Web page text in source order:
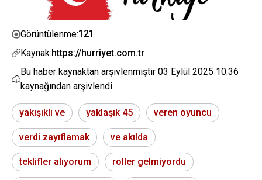
Görüntülenme:121
Kaynak:https://hurriyet.com.tr
Bu haber kaynaktan arşivlenmiştir 03 Eylül 2025 10:36
kaynağından arşivlendi
yakışıklı ve yaklaşık 45 veren oyuncu
verdi zayıflamak ve akılda
teklifler alıyorum roller gelmiyordu